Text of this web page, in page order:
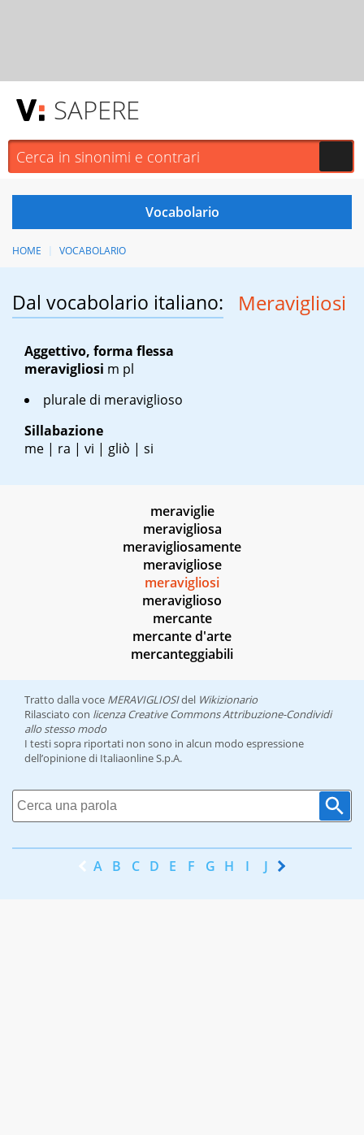
SAPERE
HOME VOCABOLARIO
Dal vocabolario italiano: Meravigliosi
Aggettivo, forma flessa
meravigliosi m pl
plurale di meraviglioso
Sillabazione
me | ra | vi | gliò | si
meraviglie
meravigliosa
meravigliosamente
meravigliose
meravigliosi
meraviglioso
mercante
mercante d'arte
mercanteggiabili
Tratto dalla voce MERAVIGLIOSIdel Wikizionario
Rilasciato con licenza Creative Commons Attribuzione-Condividi
allo stesso modo
I testi sopra riportati non sono in alcun modo espressione
dell’opinione di Italiaonline S.p.A.
A B C D E F G H I J K